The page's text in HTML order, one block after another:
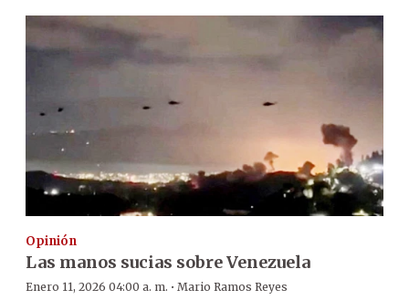
Opinión
Las manos sucias sobre Venezuela
Enero 11, 2026 04:00 a. m. · Mario Ramos Reyes